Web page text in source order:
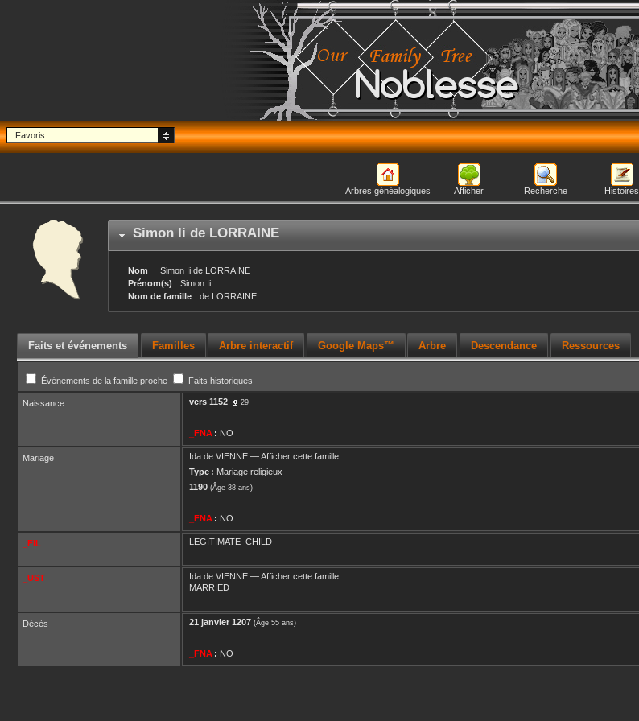
Noblesse
Favoris
Arbres généalogiques Afficher Recherche Histoires
Simon Ii de LORRAINE
Nom Simon Ii de LORRAINE
Prénom(s)
Simon Ii
Nom de famille
de LORRAINE
Faits et événements Familles Arbre interactif Google Maps™ Arbre Descendance Ressources
Événements de la famille proche Faits historiques
Naissance vers 1152 29
_FNA : NO
Mariage Ida de VIENNE —Afficher cette famille
Type : Mariage religieux
1190 (Âge 38 ans)
_FNA : NO
_FIL LEGITIMATE_CHILD
_UST Ida de VIENNE —Afficher cette famille
MARRIED
Décès 21 janvier 1207 (Âge 55 ans)
_FNA : NO